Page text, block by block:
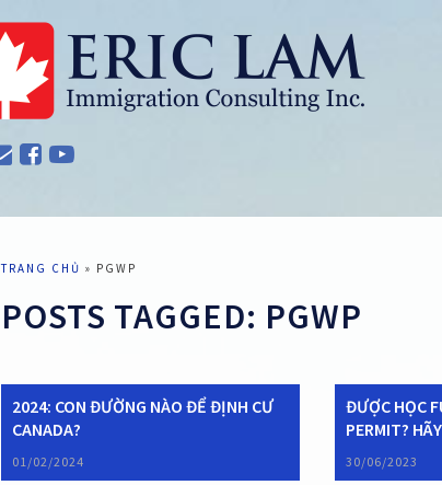
TRANG CHỦ » PGWP
POSTS TAGGED: PGWP
2024: CON ĐƯỜNG NÀO ĐỂ ĐỊNH CƯ
CANADA?
01/02/2024
ĐƯỢC HỌC
PERMIT?
30/06/2023